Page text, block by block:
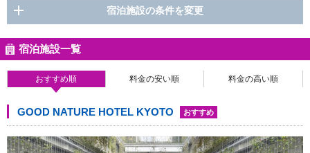
宿泊施設の条件を変更
宿泊施設一覧
おすすめ順 料金の安い順 料金の高い順
GOOD NATURE HOTEL KYOTO おすすめ